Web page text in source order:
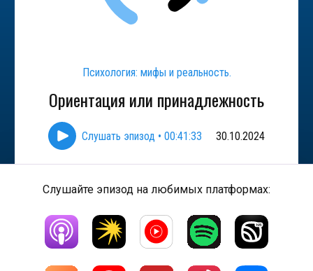
Психология: мифы и реальность.
Ориентация или принадлежность
Слушать эпизод • 00:41:33 30.10.2024
Слушайте эпизод на любимых платформах: